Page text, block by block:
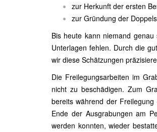
zur Herkunft der ersten
zur Gründung der
Bis heute kann niemand
Unterlagen fehlen. Durch die
wir diese Schätzungen
Die Freilegungsarbeiten im
nicht zu beschädigen. Zum
bereits während der
Ende der Ausgrabungen am
werden konnten, wieder